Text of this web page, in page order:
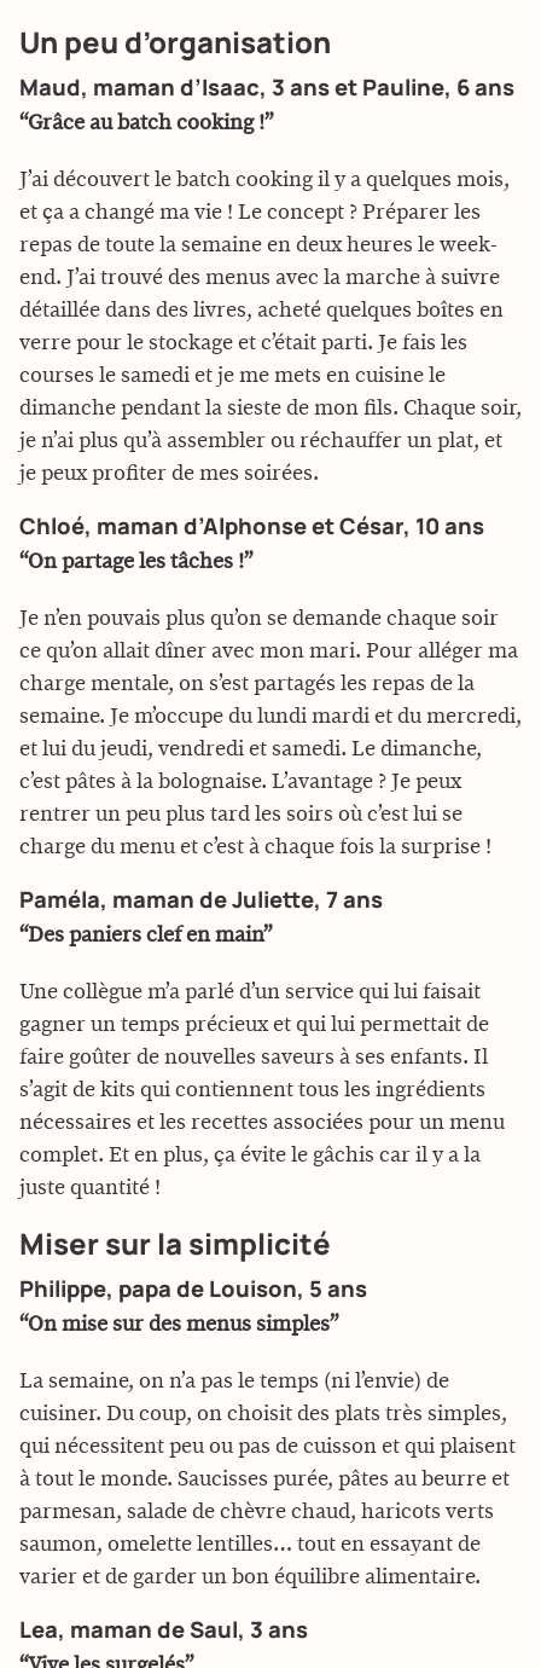
Un peu d’organisation
Maud, maman d’Isaac, 3 ans et Pauline, 6 ans
“Grâce au batch cooking !”
J’ai découvert le batch cooking il y a quelques mois,
et ça a changé ma vie ! Le concept ? Préparer les
repas de toute la semaine en deux heures le week-
end. J’ai trouvé des menus avec la marche à suivre
détaillée dans des livres, acheté quelques boîtes en
verre pour le stockage et c’était parti. Je fais les
courses le samedi et je me mets en cuisine le
dimanche pendant la sieste de mon fils. Chaque soir,
je n’ai plus qu’à assembler ou réchauffer un plat, et
je peux profiter de mes soirées.
Chloé, maman d’Alphonse et César, 10 ans
“On partage les tâches !”
Je n’en pouvais plus qu’on se demande chaque soir
ce qu’on allait dîner avec mon mari. Pour alléger ma
charge mentale, on s’est partagés les repas de la
semaine. Je m’occupe du lundi mardi et du mercredi,
et lui du jeudi, vendredi et samedi. Le dimanche,
c’est pâtes à la bolognaise. L’avantage ? Je peux
rentrer un peu plus tard les soirs où c’est lui se
charge du menu et c’est à chaque fois la surprise !
Paméla, maman de Juliette, 7 ans
“Des paniers clef en main”
Une collègue m’a parlé d’un service qui lui faisait
gagner un temps précieux et qui lui permettait de
faire goûter de nouvelles saveurs à ses enfants. Il
s’agit de kits qui contiennent tous les ingrédients
nécessaires et les recettes associées pour un menu
complet. Et en plus, ça évite le gâchis car il y a la
juste quantité !
Miser sur la simplicité
Philippe, papa de Louison, 5 ans
“On mise sur des menus simples”
La semaine, on n’a pas le temps (ni l’envie) de
cuisiner. Du coup, on choisit des plats très simples,
qui nécessitent peu ou pas de cuisson et qui plaisent
à tout le monde. Saucisses purée, pâtes au beurre et
parmesan, salade de chèvre chaud, haricots verts
saumon, omelette lentilles… tout en essayant de
varier et de garder un bon équilibre alimentaire.
Lea, maman de Saul, 3 ans